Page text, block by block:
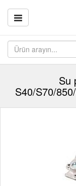
Su
S40/S70/